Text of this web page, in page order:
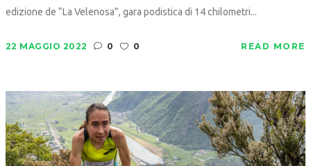
edizione de “La Velenosa”, gara podistica di 14 chilometri...
22 MAGGIO 2022 0 0 READ MORE